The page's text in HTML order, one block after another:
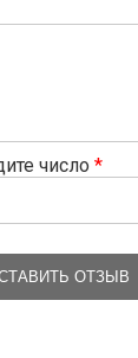
число *
ОТЗЫВ